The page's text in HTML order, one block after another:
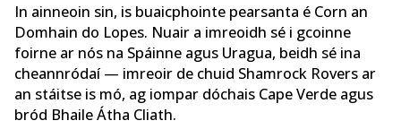
In ainneoin sin, is buaicphointe pearsanta é Corn an
Domhain do Lopes. Nuair a imreoidh sé i gcoinne
foirne ar nós na Spáinne agus Uragua, beidh sé ina
cheannródaí — imreoir de chuid Shamrock Rovers ar
an stáitse is mó, ag iompar dóchais Cape Verde agus
bród Bhaile Átha Cliath.